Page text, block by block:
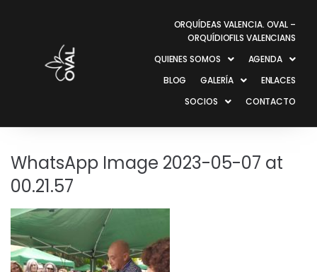
ORQUÍDEAS VALENCIA. OVAL –
ORQUÍDIOFILS VALENCIANS
QUIENES SOMOS
AGENDA
BLOG
GALERÍA
ENLACES
SOCIOS
CONTACTO
WhatsApp Image 2023-05-07 at
00.21.57